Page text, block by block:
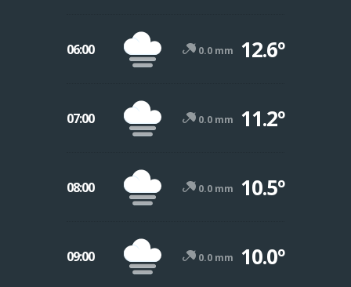
06:00 0.0 mm 12.6º
07:00 0.0 mm 11.2º
08:00 0.0 mm 10.5º
09:00 0.0 mm 10.0º